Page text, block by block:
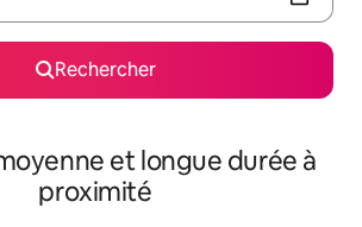
Rechercher
et longue durée à
proximité